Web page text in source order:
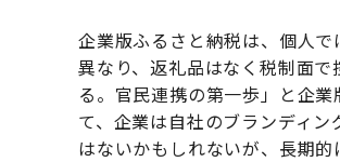
企業版ふるさと納税は、個人
異なり、返礼品はなく税制面
る。官民連携の第一歩」と企
て、企業は自社のブランディ
はないかもしれないが、長期